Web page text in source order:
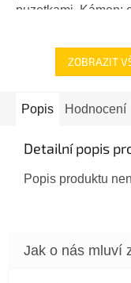
puzetkami. Kámen:
ZOBRAZIT
Popis Hodnocení
Detailní popis
Popis produktu